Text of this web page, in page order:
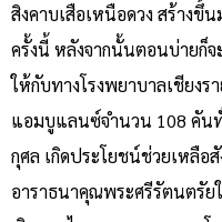
สิงคาบเสือเหนือดวง สร้าง
ครั้งนี้ หลังจากนั้นตอนบ่ายก็
ให้กับทางโรงพยาบาลเชียงร
แอมบูแลนซ์จำนวน 108 คัน
กุศล เกิดประโยชน์ช่วยเหลื
อาราธนาคุณพระศรีรัตนตรั